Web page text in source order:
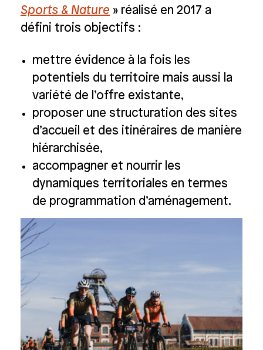
Sports & Nature » réalisé en 2017 a
défini trois objectifs :
mettre évidence à la fois les
potentiels du territoire mais aussi la
variété de l’offre existante,
proposer une structuration des sites
d’accueil et des itinéraires de manière
hiérarchisée,
accompagner et nourrir les
dynamiques territoriales en termes
de programmation d’aménagement.